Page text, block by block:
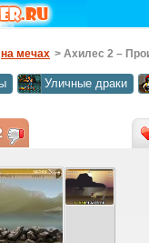
на мечах > Ахилес 2 –
Уличные драки